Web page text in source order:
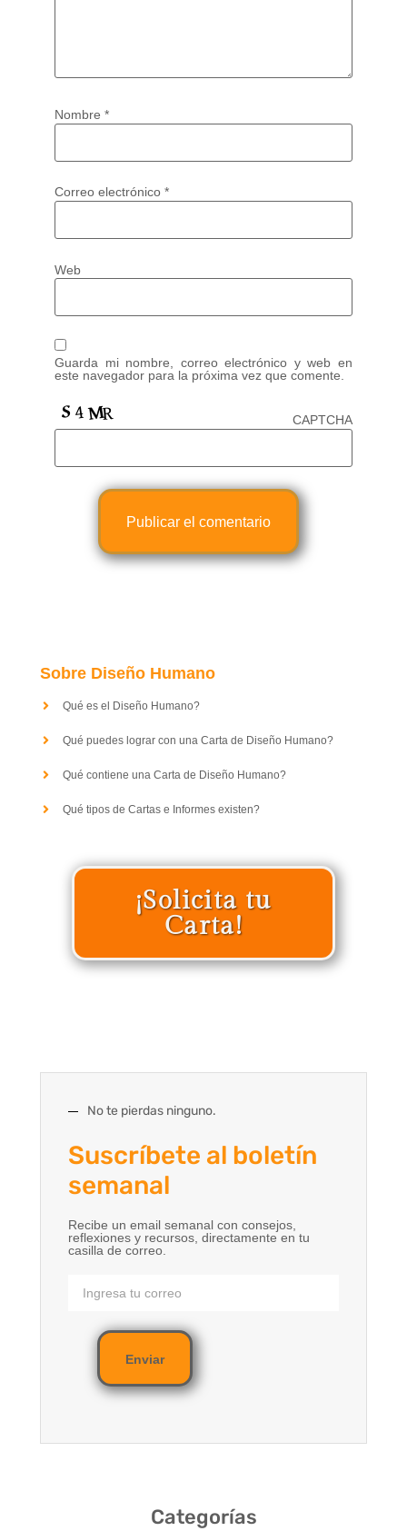
Nombre *
Correo electrónico *
Web
Guarda mi nombre, correo electrónico y web en
este navegador para la próxima vez que comente.
CAPTCHA
Sobre Diseño Humano
Qué es el Diseño Humano?
Qué puedes lograr con una Carta de Diseño Humano?
Qué contiene una Carta de Diseño Humano?
Qué tipos de Cartas e Informes existen?
¡Solicita tu
Carta!
No te pierdas ninguno.
Suscríbete al boletín
semanal
Recibe un email semanal con consejos,
reflexiones y recursos, directamente en tu
casilla de correo.
Enviar
Categorías